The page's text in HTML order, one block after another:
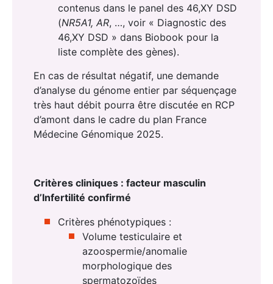
contenus dans le panel des 46,XY DSD
(NR5A1, AR, …, voir « Diagnostic des
46,XY DSD » dans Biobook pour la
liste complète des gènes).
En cas de résultat négatif, une demande
d’analyse du génome entier par séquençage
très haut débit pourra être discutée en RCP
d’amont dans le cadre du plan France
Médecine Génomique 2025.
Critères cliniques : facteur masculin
d’Infertilité confirmé
Critères phénotypiques :
Volume testiculaire et
azoospermie/anomalie
morphologique des
spermatozoïdes